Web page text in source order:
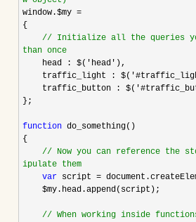
window.$my=
{
// Initialize all the queries
than once
head : $( ' head ' ),
traffic_light : $( '
traffic_button : $( '
};
function do_something()
{
// Now you can reference the
ipulate them
var script=
$my.head.append(script);
// When working inside